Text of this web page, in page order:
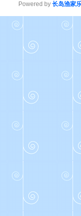
Powered by 长岛渔家